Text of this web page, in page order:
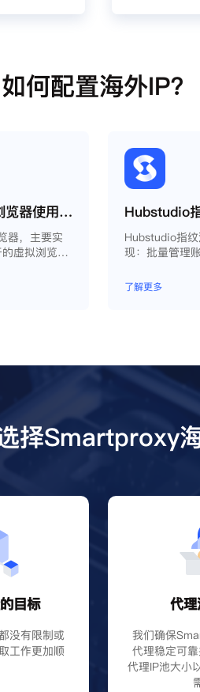
如何配置海外IP？
Mulogin指纹浏览器使用Smartproxy教程
器，主要实
虚拟浏览器
团队协作，
开发网络自
Hubstudio指
现：批量管理
且提供自动化
能，能大力提
了解更多
择Smartproxy
目标
没有限制或
工作更加顺
代
我们确保
代理稳定可
代理IP池大小